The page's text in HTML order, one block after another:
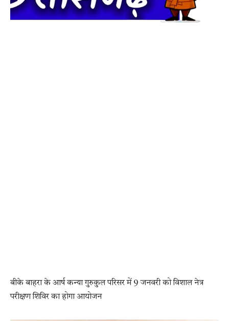
बीके बाहरा के आर्ष कन्या गुरुकुल परिसर में 9 जनवरी को विशाल नेत्र
परीक्षण शिविर का होगा आयोजन